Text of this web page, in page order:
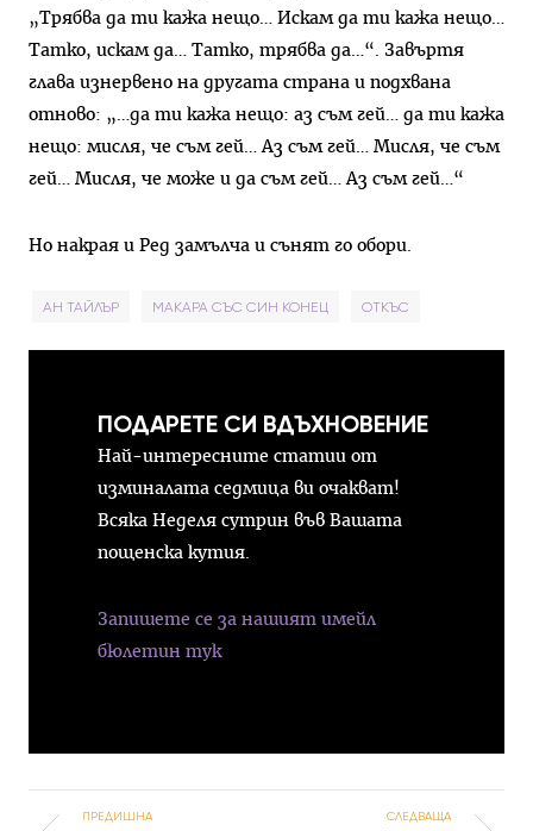
„Трябва да ти кажа нещо… Искам да ти кажа нещо…
Татко, искам да… Татко, трябва да…“. Завъртя
глава изнервено на другата страна и подхвана
отново: „…да ти кажа нещо: аз съм гей… да ти кажа
нещо: мисля, че съм гей… Аз съм гей… Мисля, че съм
гей… Мисля, че може и да съм гей… Аз съм гей…“
Но накрая и Ред замълча и сънят го обори.
АН ТАЙЛЪР МАКАРА СЪС СИН КОНЕЦ ОТКЪС
ПОДАРЕТЕ СИ ВДЪХНОВЕНИЕ
Най-интересните статии от
изминалата седмица ви очакват!
Всяка Неделя сутрин във Вашата
пощенска кутия.
Запишете се за нашият имейл
бюлетин тук
ПРЕДИШНА СЛЕДВАЩА